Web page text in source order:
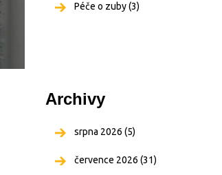
Péče o zuby(3)
Archivy
srpna 2026 (5)
července 2026 (31)